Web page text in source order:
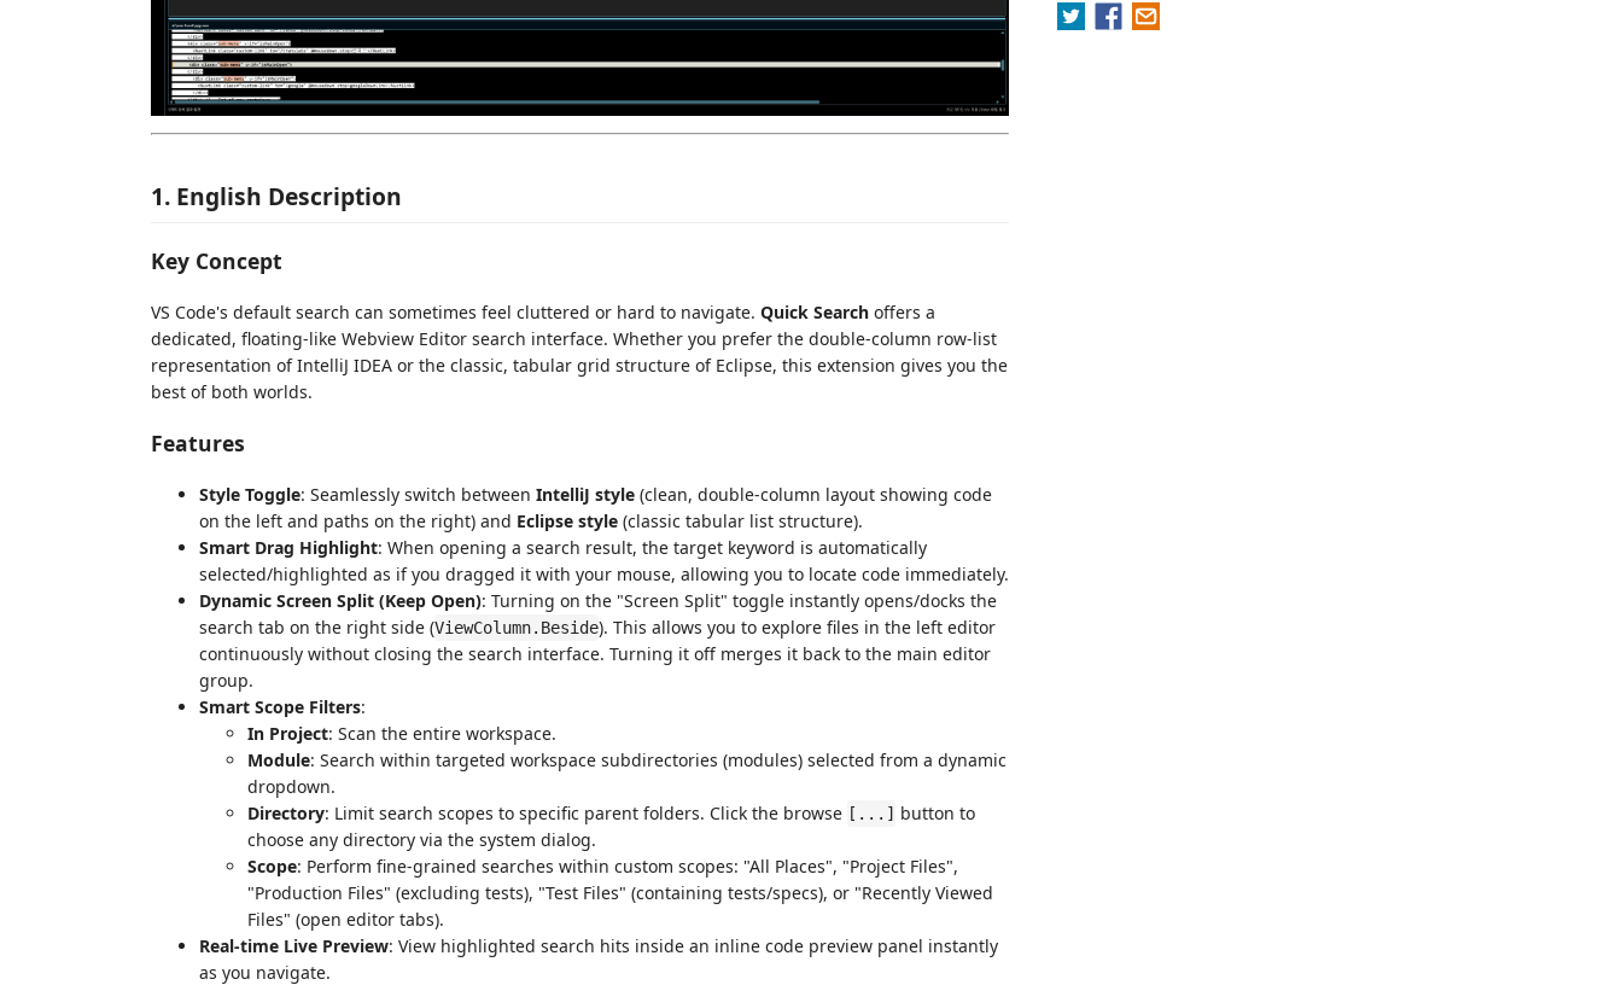
1. English Description
Key Concept
VS Code's default search can sometimes feel cluttered or hard to navigate. Quick Search offers a
dedicated, floating-like Webview Editor search interface. Whether you prefer the double-column row-list
representation of IntelliJ IDEA or the classic, tabular grid structure of Eclipse, this extension gives you the
best of both worlds.
Features
Style Toggle: Seamlessly switch between IntelliJ style (clean, double-column layout showing code
on the left and paths on the right) and Eclipse style (classic tabular list structure).
Smart Drag Highlight: When opening a search result, the target keyword is automatically
selected/highlighted as if you dragged it with your mouse, allowing you to locate code immediately.
Dynamic Screen Split (Keep Open): Turning on the "Screen Split" toggle instantly opens/docks the
search tab on the right side (ViewColumn.Beside). This allows you to explore files in the left editor
continuously without closing the search interface. Turning it off merges it back to the main editor
group.
Smart Scope Filters:
In Project: Scan the entire workspace.
Module: Search within targeted workspace subdirectories (modules) selected from a dynamic
dropdown.
Directory: Limit search scopes to specific parent folders. Click the browse [...] button to
choose any directory via the system dialog.
Scope: Perform fine-grained searches within custom scopes: "All Places", "Project Files",
"Production Files" (excluding tests), "Test Files" (containing tests/specs), or "Recently Viewed
Files" (open editor tabs).
Real-time Live Preview: View highlighted search hits inside an inline code preview panel instantly
as you navigate.